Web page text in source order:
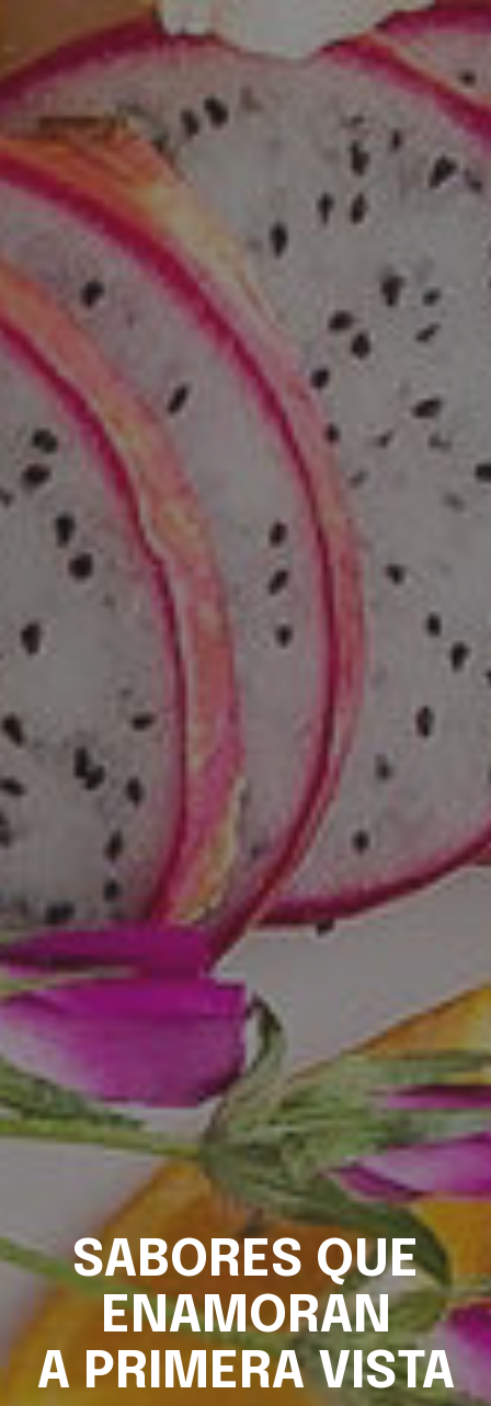
SABORES QUE
ENAMORAN
A PRIMERA VISTA